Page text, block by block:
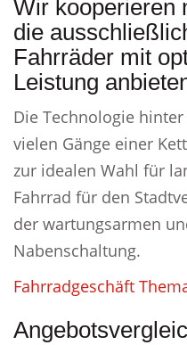
Wir kooperieren
die
Fahrräder mit
Leistung
Die Technologie
vielen Gänge einer
zur idealen Wahl für
Fahrrad für den
der wartungsarmen
Nabenschaltung.
Fahrradgeschäft